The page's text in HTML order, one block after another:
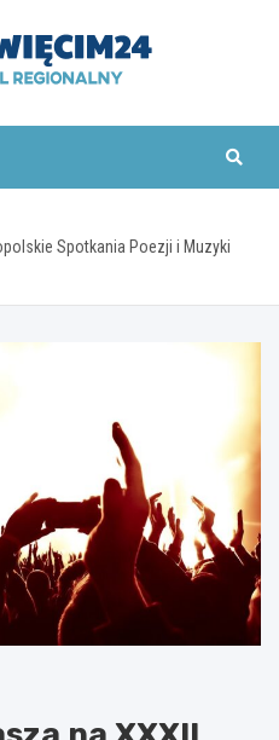
Spotkania Poezji i Muzyki